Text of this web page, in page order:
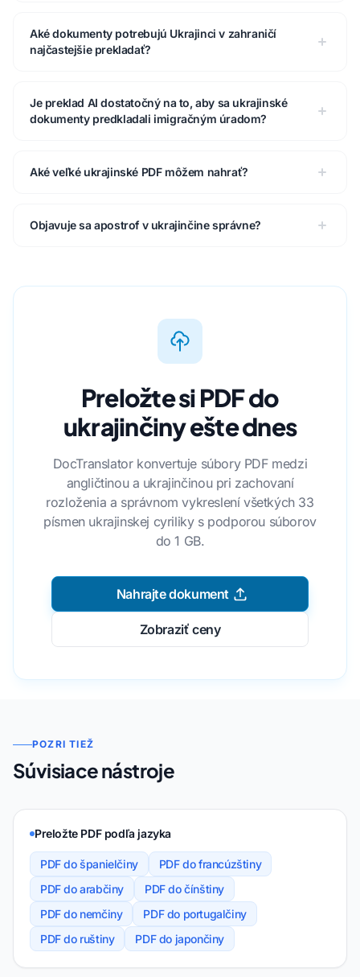
Aké dokumenty potrebujú Ukrajinci v zahraničí
najčastejšie prekladať?
Je preklad AI dostatočný na to, aby sa ukrajinské
dokumenty predkladali imigračným úradom?
Aké veľké ukrajinské PDF môžem nahrať?
Objavuje sa apostrof v ukrajinčine správne?
Preložte si PDF do
ukrajinčiny ešte dnes
DocTranslator konvertuje súbory PDF medzi
angličtinou a ukrajinčinou pri zachovaní
rozloženia a správnom vykreslení všetkých 33
písmen ukrajinskej cyriliky s podporou súborov
do 1 GB.
Nahrajte dokument
Zobraziť ceny
POZRI TIEŽ
Súvisiace nástroje
Preložte PDF podľa jazyka
PDF do španielčiny
PDF do francúzštiny
PDF do arabčiny
PDF do čínštiny
PDF do nemčiny
PDF do portugalčiny
PDF do ruštiny
PDF do japončiny